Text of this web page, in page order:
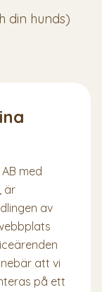
din hunds)
med
är
av
att vi
på ett